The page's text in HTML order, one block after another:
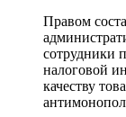
Правом
сотрудники
налоговой
качеству